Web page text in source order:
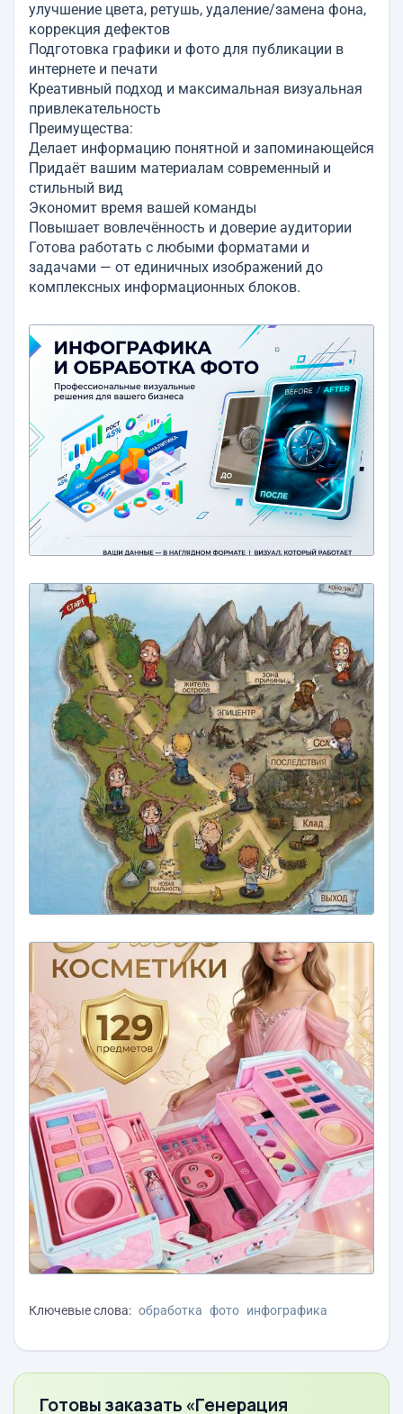
улучшение цвета, ретушь, удаление/замена фона,
коррекция дефектов
Подготовка графики и фото для публикации в
интернете и печати
Креативный подход и максимальная визуальная
привлекательность
Преимущества:
Делает информацию понятной и запоминающейся
Придаёт вашим материалам современный и
стильный вид
Экономит время вашей команды
Повышает вовлечённость и доверие аудитории
Готова работать с любыми форматами и
задачами — от единичных изображений до
комплексных информационных блоков.
Ключевые слова: обработка фото инфографика
Готовы заказать «Генерация